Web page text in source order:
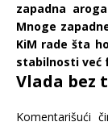
zapadna
Mnoge
KiM rade šta
stabilnosti već
Vlada bez
Komentarišući